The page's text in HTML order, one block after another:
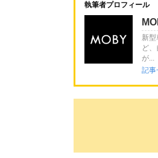
執筆者プロフィール
新
ど
が...
記事